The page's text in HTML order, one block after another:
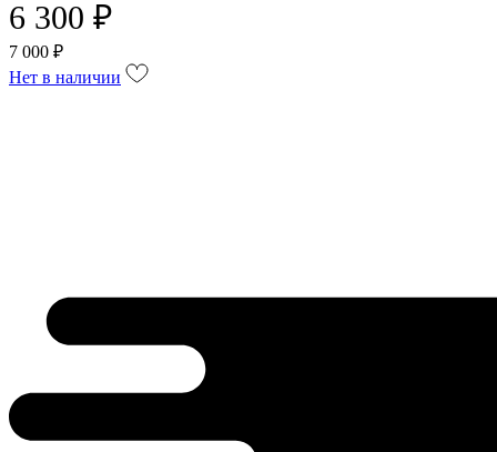
6 300 ₽
7 000 ₽
Нет в наличии